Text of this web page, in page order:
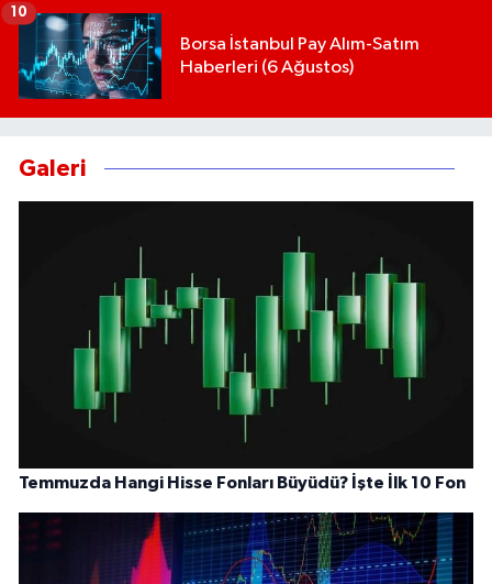
Borsa İstanbul Pay Alım-Satım
Haberleri (6 Ağustos)
10
Galeri
Temmuzda Hangi Hisse Fonları Büyüdü? İşte İlk 10 Fon